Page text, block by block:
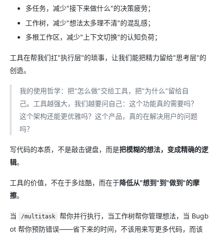
多任务，减少"接下来做什么"的决策疲劳；
工作树，减少"想法太多理不清"的混乱感；
多根工作区，减少"上下文切换"的认知负荷；
工具在帮我们扛"执行层"的琐事，让我们能把精力留给"思考层"的
创造。
我的使用哲学：把"怎么做"交给工具，把"为什么"留给自
己。工具越强大，我们越要问自己：这个功能真的需要吗？
这个架构还能更优雅吗？这个产品，真的在解决用户的问题
吗？
写代码的本质，不是敲击键盘，而是把模糊的想法，变成精确的逻
辑。
工具的价值，不在于多炫酷，而在于降低从"想到"到"做到"的摩
擦。
当 /multitask
帮你并行执行，当工作树帮你管理想法，当 Bugb
ot 帮你预防错误——省下来的时间，不该用来写更多代码，而该